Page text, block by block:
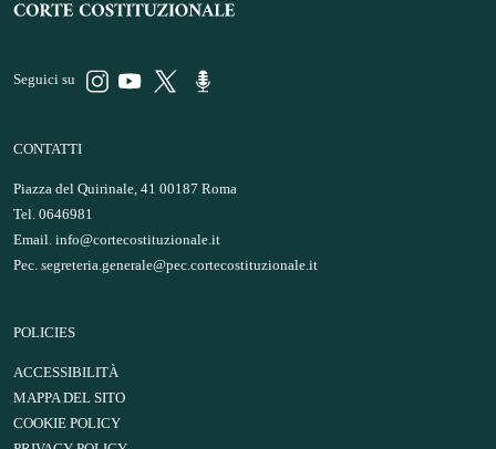
Seguici su
CONTATTI
Piazza del Quirinale, 41 00187 Roma
Tel. 0646981
Email. info@cortecostituzionale.it
Pec. segreteria.generale@pec.cortecostituzionale.it
POLICIES
ACCESSIBILITÀ
MAPPA DEL SITO
COOKIE POLICY